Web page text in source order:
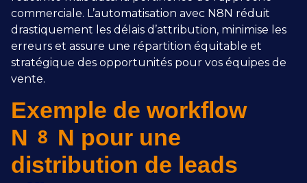
commerciale. L’automatisation avec N8N réduit
drastiquement les délais d’attribution, minimise les
erreurs et assure une répartition équitable et
stratégique des opportunités pour vos équipes de
vente.
Exemple de workflow
N8N pour une
distribution de leads